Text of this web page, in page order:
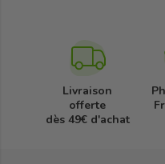
Livraison
offerte
dès 49€ d'achat